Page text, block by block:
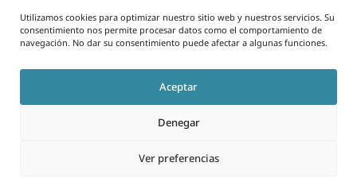
Utilizamos cookies para optimizar nuestro sitio web y nuestros servicios. Su
consentimiento nos permite procesar datos como el comportamiento de
navegación. No dar su consentimiento puede afectar a algunas funciones.
Aceptar
Denegar
Ver preferencias
© 2026OnTheGoSystems Limited(se
abre
ventana)
nueva
ventana)
una
nueva
ventana)
una
nueva
ventana)